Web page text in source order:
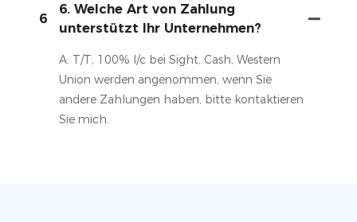
6
6. Welche Art von Zahlung
unterstützt Ihr Unternehmen?
A: T/T, 100% l/c bei Sight, Cash, Western
Union werden angenommen, wenn Sie
andere Zahlungen haben, bitte kontaktieren
Sie mich.